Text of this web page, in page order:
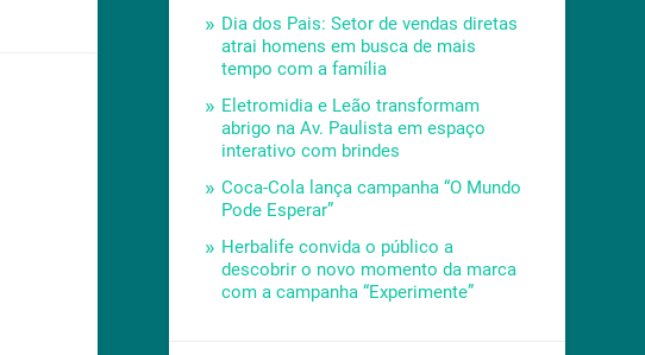
Dia dos Pais: Setor de vendas diretas
atrai homens em busca de mais
tempo com a família
Eletromidia e Leão transformam
abrigo na Av. Paulista em espaço
interativo com brindes
Coca-Cola lança campanha “O Mundo
Pode Esperar”
Herbalife convida o público a
descobrir o novo momento da marca
com a campanha “Experimente”